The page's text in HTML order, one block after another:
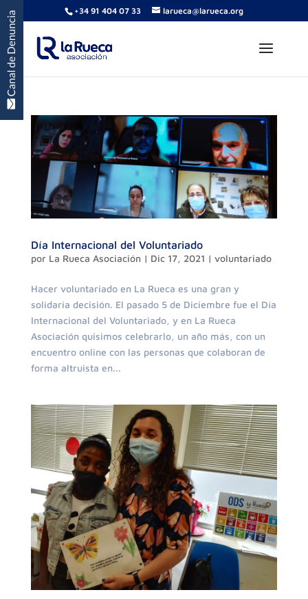
+34 91 404 07 33 larueca@larueca.org
Día Internacional del Voluntariado
por La Rueca Asociación| Dic 17, 2021 | voluntariado
Hacer voluntariado en La Rueca es una gran y
solidaria decisión. El pasado 5 de Diciembre fue el Día
Internacional del Voluntariado, y en La Rueca
Asociación quisimos celebrarlo, un año más, con un
encuentro online con las personas que colaboran de
forma altruista en...